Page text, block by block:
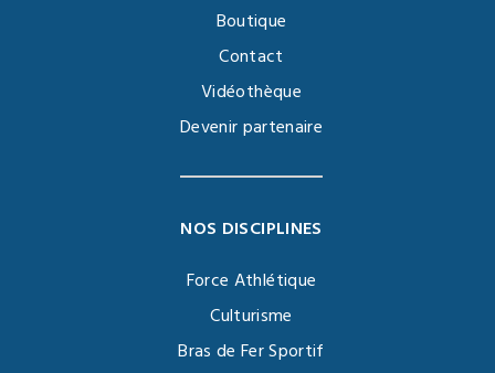
Boutique
Contact
Vidéothèque
Devenir partenaire
NOS DISCIPLINES
Force Athlétique
Culturisme
Bras de Fer Sportif